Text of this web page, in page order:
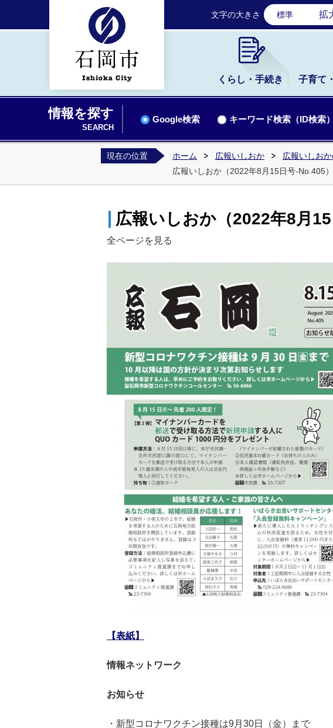
石岡市公式
文字の大きさ 標準 拡
くらし・手続き 子育て
情報を探す
SEARCH
Google検索 キーワード検索（ID検索）
現在の位置 ホーム 広報いしおか 広報いしお
広報いしおか（2022年8月15日号-No.405）
広報いしおか（2022年8月15
全ページを見る
【表紙】
情報ネットワーク
お知らせ
・新型コロナワクチン接種は9月30日（金）まで